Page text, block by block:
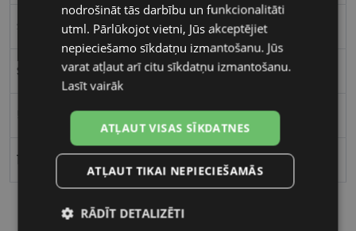
Stūrains
Sievietēm
16
nodrošināt tās darbību un funkcionalitāti
utml. Pārlūkojot vietni, Jūs akceptējiet
nepieciešamo sīkdatņu izmantošanu. Jūs
varat atļaut arī citu sīkdatņu izmantošanu.
Lasīt vairāk
ATĻAUT VISAS SĪKDATNES
ATĻAUT TIKAI NEPIECIEŠAMĀS
RĀDĪT DETALIZĒTI